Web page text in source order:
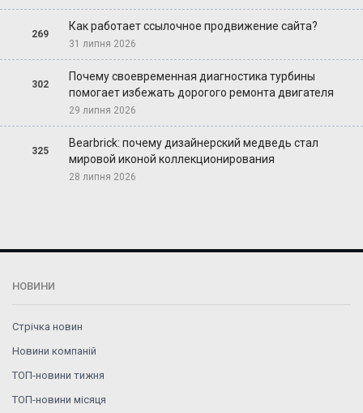
269
Как работает ссылочное продвижение сайта?
31 липня 2026
302
Почему своевременная диагностика турбины
помогает избежать дорогого ремонта двигателя
29 липня 2026
325
Bearbrick: почему дизайнерский медведь стал
мировой иконой коллекционирования
28 липня 2026
НОВИНИ
Стрічка новин
Новини компаній
ТОП-новини тижня
ТОП-новини місяця